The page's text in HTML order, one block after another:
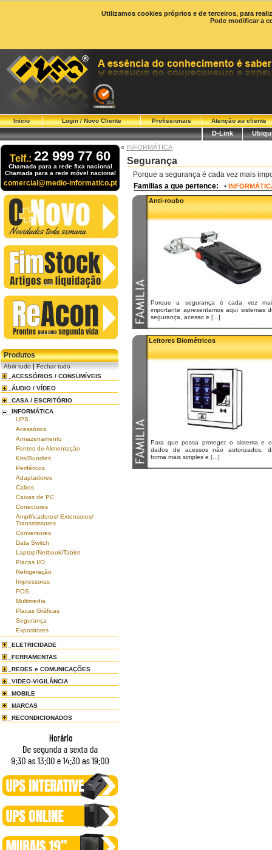
Utilizamos cookies próprios e de terceiros, para
Pode modificar a
Início Login / Novo Cliente Profissionais Atenção ao cliente
D-Link
Telf.: 22 999 77 60
Chamada para a rede fixa nacional
Chamada para a rede móvel nacional
comercial@medio-informatico.pt
Produtos
Abrir tudo|Fechar tudo
ACESSÓRIOS / CONSUMÍVEIS
ÁUDIO / VÍDEO
CASA / ESCRITÓRIO
INFORMÁTICA
UPS
Acessórios
Armazenamento
Fontes de Alimentação
Kits/Bundles
Periféricos
Adaptadores
Cabos
Caixas de PC
Conectores
Amplificadores/ Extensores/
Transmissores
Conversores
Data Switch
Laptop/Netbook/Tablet
Placas I/O
Refrigeração
Impressoras
POS
Multimedia
Placas Gráficas
Segurança
Expositores
ELETRICIDADE
FERRAMENTAS
REDES e COMUNICAÇÕES
VIDEO-VIGILÂNCIA
MOBILE
MARCAS
RECONDICIONADOS
« INFORMÁTICA
Segurança
Porque a segurança é cada vez mais
Familias a que pertence: •
Anti-roubo
Porque a segurança é cada vez
importante apresentamos aqui sistemas
segurança, acesso e [...]
Leitores Biométricos
Para que possa proteger o sistema e
dados de acessos não autorizados,
forma mais simples e [...]